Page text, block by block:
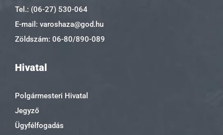
Tel.: (06-27) 530-064
E-mail: varoshaza@god.hu
Zöldszám: 06-80/890-089
Hivatal
Polgármesteri Hivatal
Jegyző
Ügyfélfogadás